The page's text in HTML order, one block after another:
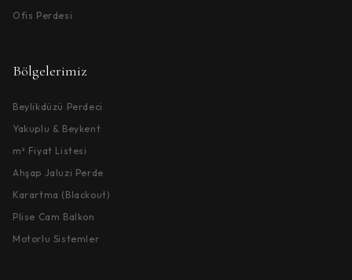
Ofis Perdesi
Bölgelerimiz
Beylikdüzü Perdeci
Yakuplu & Beykent
m² Fiyat Listesi
Ahşap Jaluzi Perde
Karartma (Blackout)
Plise Cam Balkon
Motorlu Sistemler